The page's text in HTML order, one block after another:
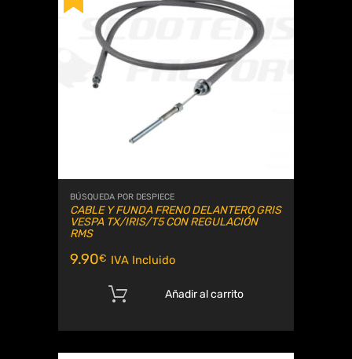
BÚSQUEDA POR DESPIECE
CABLE Y FUNDA FRENO DELANTERO GRIS
VESPA TX/IRIS/T5 CON REGULACIÓN
RMS
9.90€ IVA Incluido
Añadir al carrito